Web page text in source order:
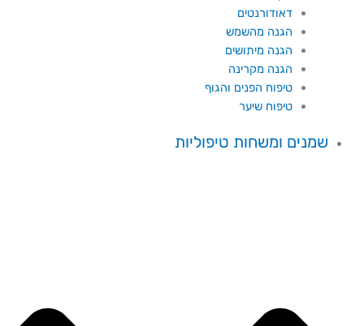
דאודורנטים
הגנה מהשמש
הגנה מיתושים
הגנה מקרינה
טיפוח הפנים והגוף
טיפוח שיער
שמנים ומשחות טיפוליות